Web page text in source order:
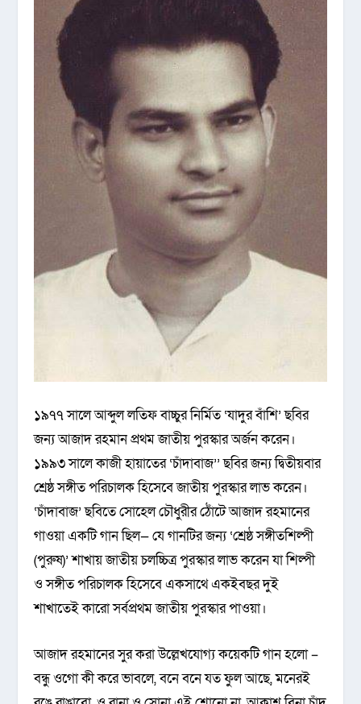
১৯৭৭ সালে আব্দুল লতিফ বাচ্চুর নির্মিত ‘যাদুর বাঁশি’ ছবির
জন্য আজাদ রহমান প্রথম জাতীয় পুরস্কার অর্জন করেন।
১৯৯৩ সালে কাজী হায়াতের ‘চাঁদাবাজ’’ ছবির জন্য দ্বিতীয়বার
শ্রেষ্ঠ সঙ্গীত পরিচালক হিসেবে জাতীয় পুরস্কার লাভ করেন।
‘চাঁদাবাজ’ ছবিতে সোহেল চৌধুরীর ঠোঁটে আজাদ রহমানের
গাওয়া একটি গান ছিল— যে গানটির জন্য ‘শ্রেষ্ঠ সঙ্গীতশিল্পী
(পুরুষ)’ শাখায় জাতীয় চলচ্চিত্র পুরস্কার লাভ করেন যা শিল্পী
ও সঙ্গীত পরিচালক হিসেবে একসাথে একইবছর দুই
শাখাতেই কারো সর্বপ্রথম জাতীয় পুরস্কার পাওয়া।
আজাদ রহমানের সুর করা উল্লেখযোগ্য কয়েকটি গান হলো –
বন্ধু ওগো কী করে ভাবলে, বনে বনে যত ফুল আছে, মনেরই